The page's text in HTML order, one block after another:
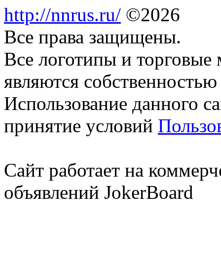
http://nnrus.ru/ ©2026
Все права защищены.
Все логотипы и торговые
являются
Использование данного
принятие условий
Сайт работает на
объявлений JokerBoard